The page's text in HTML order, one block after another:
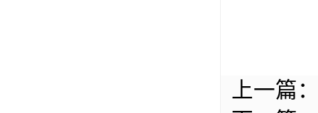
上一篇